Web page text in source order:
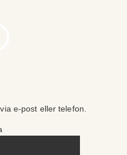
via e-post eller telefon.